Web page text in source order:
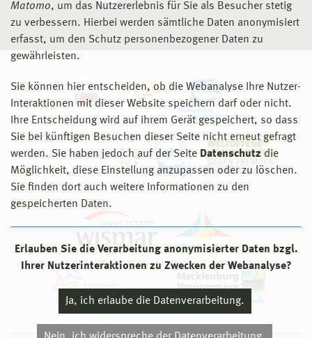
Matomo, um das Nutzererlebnis für Sie als Besucher stetig
zu verbessern. Hierbei werden sämtliche Daten anonymisiert
erfasst, um den Schutz personenbezogener Daten zu
gewährleisten.
Sie können hier entscheiden, ob die Webanalyse Ihre Nutzer-
Interaktionen mit dieser Website speichern darf oder nicht.
Ihre Entscheidung wird auf ihrem Gerät gespeichert, so dass
Sie bei künftigen Besuchen dieser Seite nicht erneut gefragt
werden. Sie haben jedoch auf der Seite Datenschutz die
Möglichkeit, diese Einstellung anzupassen oder zu löschen.
Sie finden dort auch weitere Informationen zu den
gespeicherten Daten.
Erlauben Sie die Verarbeitung anonymisierter Daten bzgl.
Ihrer Nutzerinteraktionen zu Zwecken der Webanalyse?
Ja, ich erlaube die Datenverarbeitung.